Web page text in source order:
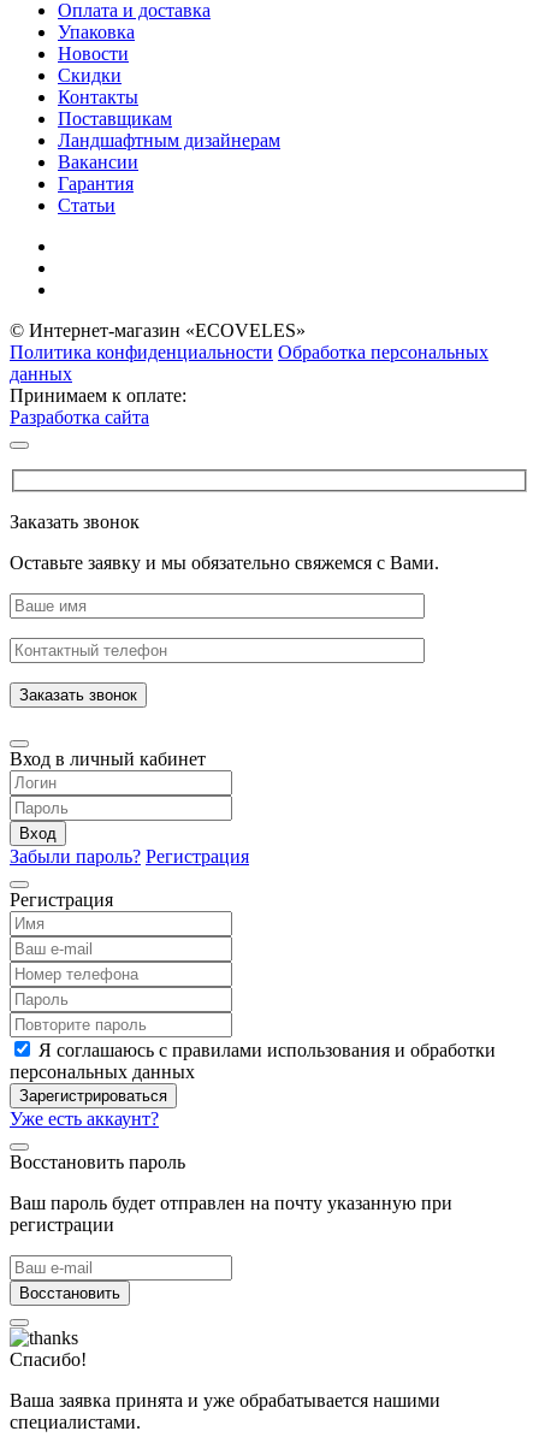
Оплата и доставка
Упаковка
Новости
Скидки
Контакты
Поставщикам
Ландшафтным дизайнерам
Вакансии
Гарантия
Статьи
© Интернет-магазин «ECOVELES»
Политика конфиденциальности Обработка персональных
данных
Принимаем к оплате:
Разработка сайта
Заказать звонок
Оставьте заявку и мы обязательно свяжемся с Вами.
Заказать звонок
Вход в личный кабинет
Вход
Забыли пароль? Регистрация
Регистрация
Я соглашаюсь с правилами использования и обработки
персональных данных
Зарегистрироваться
Уже есть аккаунт?
Восстановить пароль
Ваш пароль будет отправлен на почту указанную при
регистрации
Восстановить
Спасибо!
Ваша заявка принята и уже обрабатывается нашими
специалистами.